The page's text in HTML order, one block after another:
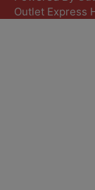
Outlet Express